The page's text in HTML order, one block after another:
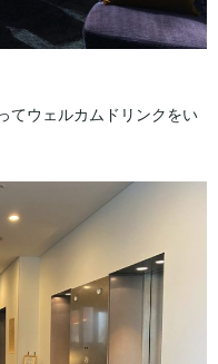
てウェルカムドリンクをい